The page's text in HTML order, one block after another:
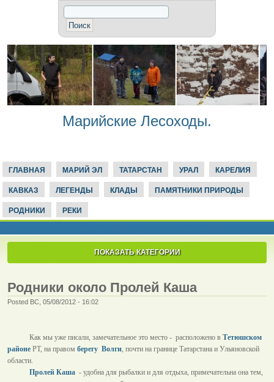
Марийские Лесоходы.
ГЛАВНАЯ МАРИЙ ЭЛ ТАТАРСТАН УРАЛ КАРЕЛИЯ
КАВКАЗ ЛЕГЕНДЫ КЛАДЫ ПАМЯТНИКИ ПРИРОДЫ
РОДНИКИ РЕКИ
ПОКАЗАТЬ КАТЕГОРИИ
Родники около Пролей Каша
Posted ВС, 05/08/2012 - 16:02
Как мы уже писали, замечательное это место - расположено в Тетюшском
районе РТ, на правом берегу Волги, почти на границе Татарстана и Ульяновской
области.
Пролей Каша - удобна для рыбалки и для отдыха, примечательна она тем,